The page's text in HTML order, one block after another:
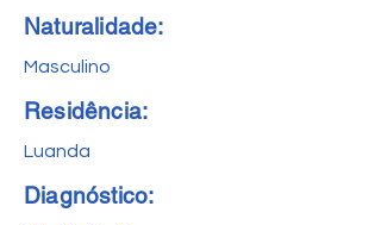
Naturalidade:
Masculino
Residência:
Luanda
Diagnóstico: